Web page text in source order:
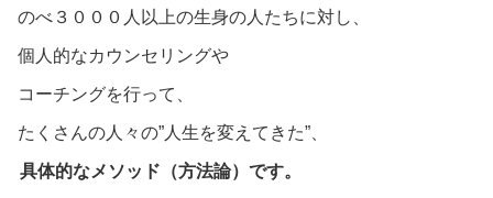
のべ３０００人以上の生身の人たちに対し、
個人的なカウンセリングや
コーチングを行って、
たくさんの人々の”人生を変えてきた”、
具体的なメソッド（方法論）です。